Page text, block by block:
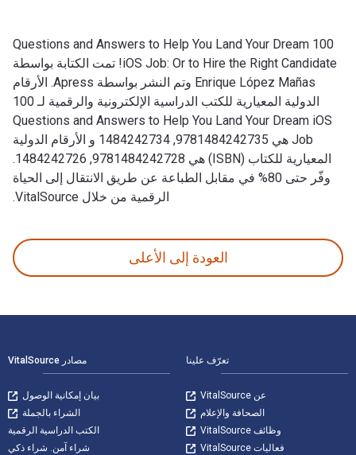
100 Questions and Answers to Help You Land Your Dream
iOS Job: Or to Hire the Right Candidate! تمت الكتابة بواسطة
Enrique López Mañas وتم النشر بواسطة Apress. الأرقام
الدولية المعيارية للكتب الدراسية الإلكترونية والرقمية لـ 100
Questions and Answers to Help You Land Your Dream iOS
Job هي 9781484242735, 1484242734 و الأرقام الدولية
المعيارية للكتاب (ISBN) هي 9781484242728, 1484242726.
وفّر حتى 80% في مقابل الطباعة عن طريق الانتقال إلى الحياة
الرقمية من خلال VitalSource.
العودة إلى الأعلى
تعرّف علينا
عن VitalSource
الصحافة والإعلام
وظائف VitalSource
فعاليات VitalSource
مصادر VitalSource
بيان إمكانية الوصول
الشراء بالجملة
الكتب الدراسية الرقمية
شراء آمن. شراء ذكي